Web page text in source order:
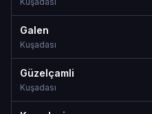
Galen
Kuşadası
Güzelçamli
Kuşadası